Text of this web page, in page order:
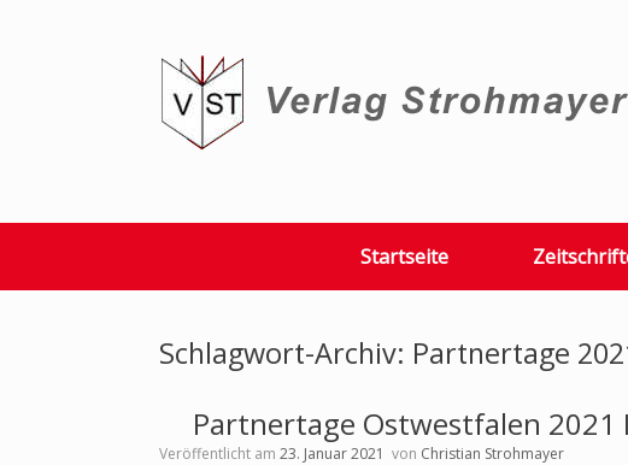
Startseite
Schlagwort-Archiv: Partnertage
Partnertage Ostwestfalen 2021
Veröffentlicht am 23. Januar 2021 von Christian Strohmayer